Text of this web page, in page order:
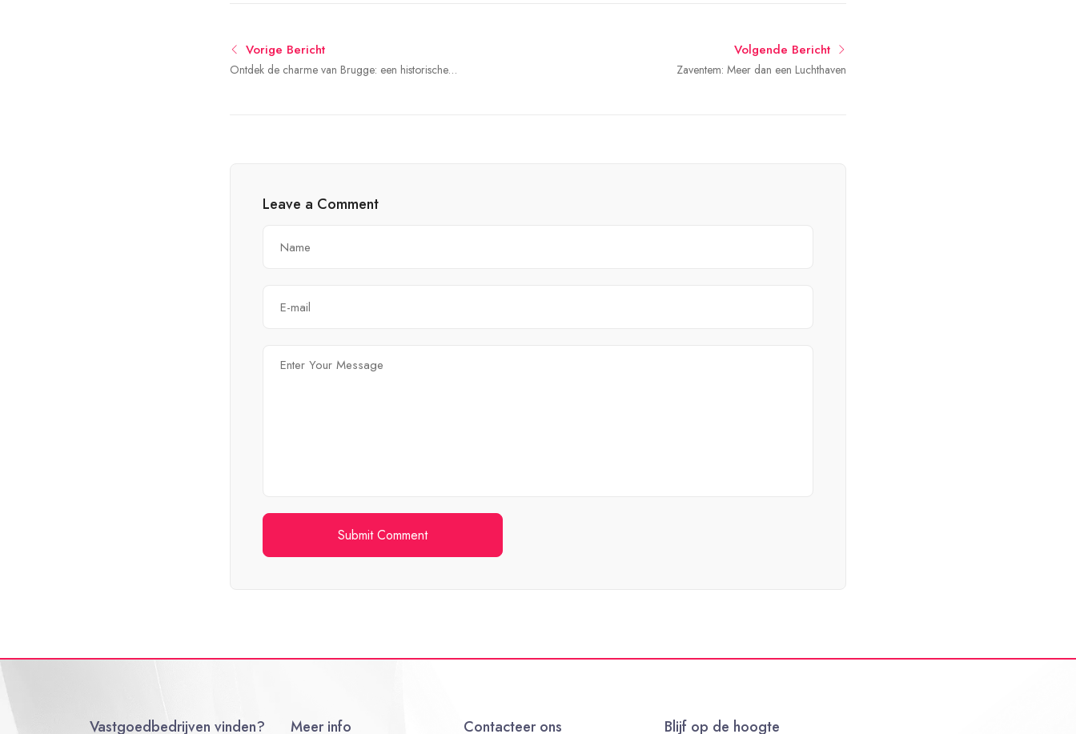
Vorige Bericht
Ontdek de charme van Brugge: een historische
Volgende Bericht
Zaventem: Meer dan een Luchthaven
Leave a Comment
Vastgoedbedrijven vinden? Meer info Contacteer ons Blijf op de hoogte